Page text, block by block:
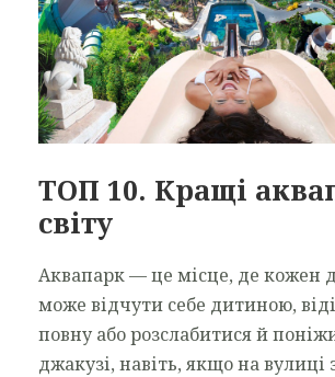
ТОП 10. Кращі
світу
Аквапарк — це місце, де кожен
може відчути себе дитиною,
повну або розслабитися й
джакузі, навіть, якщо на